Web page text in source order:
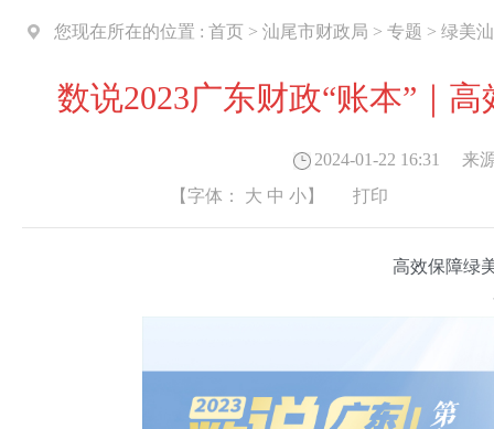
您现在所在的位置 : 首页 > 汕尾市财政局 > 专题 > 绿美
数说2023广东财政“账本”｜
2024-01-22 16:31
来
【字体： 大 中 小】 打印
高效保障绿